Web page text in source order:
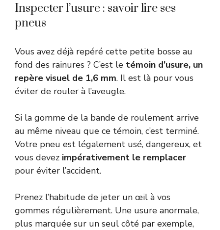
Inspecter l’usure : savoir lire ses
pneus
Vous avez déjà repéré cette petite bosse au
fond des rainures ? C’est le témoin d’usure, un
repère visuel de 1,6 mm. Il est là pour vous
éviter de rouler à l’aveugle.
Si la gomme de la bande de roulement arrive
au même niveau que ce témoin, c’est terminé.
Votre pneu est légalement usé, dangereux, et
vous devez impérativement le remplacer
pour éviter l’accident.
Prenez l’habitude de jeter un œil à vos
gommes régulièrement. Une usure anormale,
plus marquée sur un seul côté par exemple,